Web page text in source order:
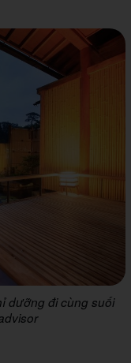
dưỡng đi cùng suối